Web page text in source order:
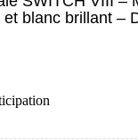
blanc brillant –